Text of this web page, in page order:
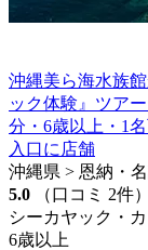
沖縄美ら海水族
ック体験』ツア
分・6歳以上・1
入口に店舗
沖縄県 > 恩納・
5.0
（口コミ 2件）
シーカヤック・カ
6歳以上